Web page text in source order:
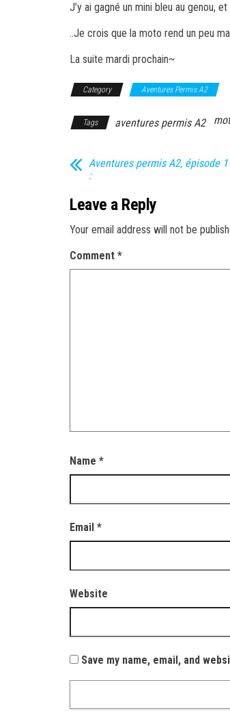
J’y ai gagné un mini bleu au genou,
..Je crois que la moto rend un peu
La suite mardi prochain~
Category Aventures Permis A2
Tags aventures permis A2
Aventures permis A2, épisode 1
:
Leave a Reply
Your email address will not be
Comment *
Name *
Email *
Website
Save my name, email, and